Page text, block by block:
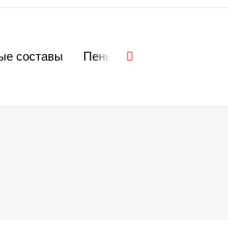
составы Пены